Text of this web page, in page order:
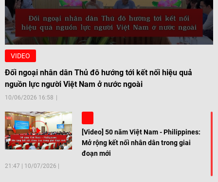
VIDEO
Đối ngoại nhân dân Thủ đô hướng tới kết nối hiệu quả
nguồn lực người Việt Nam ở nước ngoài
10/06/2026 16:58
[Video] 50 năm Việt Nam - Philippines:
Mở rộng kết nối nhân dân trong giai
đoạn mới
21:47 10/07/2026